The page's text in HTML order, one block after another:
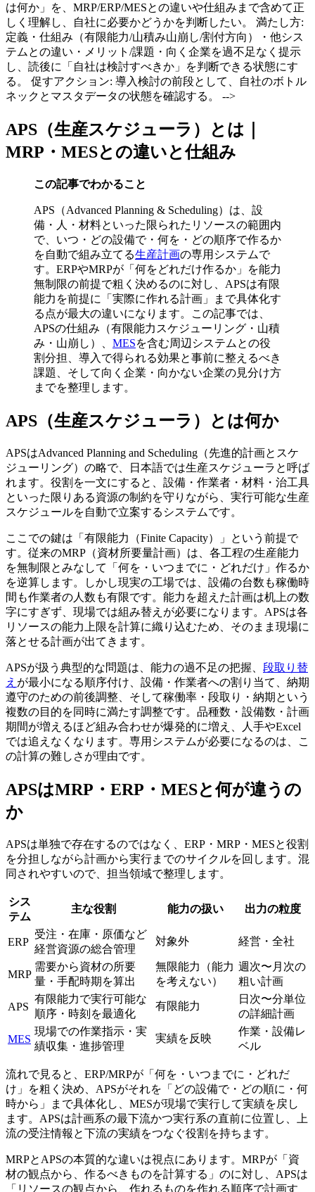
は何か」を、MRP/ERP/MESとの違いや仕組みまで含めて正
しく理解し、自社に必要かどうかを判断したい。 満たし方:
定義・仕組み（有限能力/山積み山崩し/割付方向）・他シス
テムとの違い・メリット/課題・向く企業を過不足なく提示
し、読後に「自社は検討すべきか」を判断できる状態にす
る。 促すアクション: 導入検討の前段として、自社のボトル
ネックとマスタデータの状態を確認する。 -->
APS（生産スケジューラ）とは｜
MRP・MESとの違いと仕組み
この記事でわかること
APS（Advanced Planning & Scheduling）は、設
備・人・材料といった限られたリソースの範囲内
で、いつ・どの設備で・何を・どの順序で作るか
を自動で組み立てる生産計画の専用システムで
す。ERPやMRPが「何をどれだけ作るか」を能力
無制限の前提で粗く決めるのに対し、APSは有限
能力を前提に「実際に作れる計画」まで具体化す
る点が最大の違いになります。この記事では、
APSの仕組み（有限能力スケジューリング・山積
み・山崩し）、 MESを含む周辺システムとの役
割分担、導入で得られる効果と事前に整えるべき
課題、そして向く企業・向かない企業の見分け方
までを整理します。
APS（生産スケジューラ）とは何か
APSはAdvanced Planning and Scheduling（先進的計画とスケ
ジューリング）の略で、日本語では生産スケジューラと呼ば
れます。役割を一文にすると、設備・作業者・材料・治工具
といった限りある資源の制約を守りながら、実行可能な生産
スケジュールを自動で立案するシステムです。
ここでの鍵は「有限能力（Finite Capacity）」という前提で
す。従来のMRP（資材所要量計画）は、各工程の生産能力
を無制限とみなして「何を・いつまでに・どれだけ」作るか
を逆算します。しかし現実の工場では、設備の台数も稼働時
間も作業者の人数も有限です。能力を超えた計画は机上の数
字にすぎず、現場では組み替えが必要になります。APSは各
リソースの能力上限を計算に織り込むため、そのまま現場に
落とせる計画が出てきます。
APSが扱う典型的な問題は、能力の過不足の把握、 段取り替
え が最小になる順序付け、設備・作業者への割り当て、納期
遵守のための前後調整、そして稼働率・段取り・納期という
複数の目的を同時に満たす調整です。品種数・設備数・計画
期間が増えるほど組み合わせが爆発的に増え、人手やExcel
では追えなくなります。専用システムが必要になるのは、こ
の計算の難しさが理由です。
APSはMRP・ERP・MESと何が違うの
か
APSは単独で存在するのではなく、ERP・MRP・MESと役割
を分担しながら計画から実行までのサイクルを回します。混
同されやすいので、担当領域で整理します。
シス
テム
主な役割 能力の扱い 出力の粒度
ERP
受注・在庫・原価など
経営資源の総合管理
対象外 経営・全社
MRP
需要から資材の所要
量・手配時期を算出
無限能力（能力
を考えない）
週次〜月次の
粗い計画
APS
有限能力で実行可能な
順序・時刻を最適化
有限能力
日次〜分単位
の詳細計画
MES
現場での作業指示・実
績収集・進捗管理
実績を反映
作業・設備レ
ベル
流れで見ると、ERP/MRPが「何を・いつまでに・どれだ
け」を粗く決め、APSがそれを「どの設備で・どの順に・何
時から」まで具体化し、MESが現場で実行して実績を戻し
ます。APSは計画系の最下流かつ実行系の直前に位置し、上
流の受注情報と下流の実績をつなぐ役割を持ちます。
MRPとAPSの本質的な違いは視点にあります。MRPが「資
材の観点から、作るべきものを計算する」のに対し、APSは
「リソースの観点から、作れるものを作れる順序で計画す